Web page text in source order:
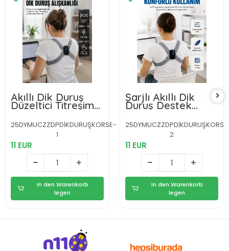
Akıllı Dik Duruş
Düzeltici Titreşim
Uyarılı Şarjlı
Destek Cihazı
25DYMUCZZDPDİKDURUŞKORSE-
1
11 EUR
In den Warenkorb
legen
Şarjlı Akıllı Dik
Duruş Destek
Aparatı
Ayarlanabilir Omuz
Bandı
2
11 EUR
In den Warenkorb
legen